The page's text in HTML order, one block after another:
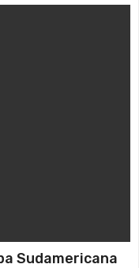
Sudamericana